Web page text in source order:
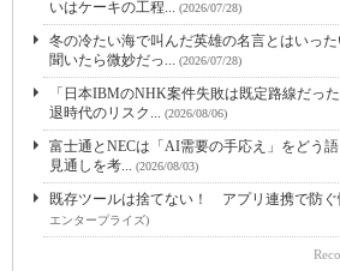
いはケーキの工程... (2026/07/28)
冬の冷たい海で叫んだ英雄の名言とはいっ
聞いたら微妙だっ... (2026/07/28)
「日本IBMのNHK案件失敗は既定路線だ
退時代のリスク... (2026/08/06)
富士通とNECは「AI需要の手応え」をどう
見通しを考... (2026/08/03)
既存ツールは捨てない！ アプリ連携で防ぐ
エンタープライズ)